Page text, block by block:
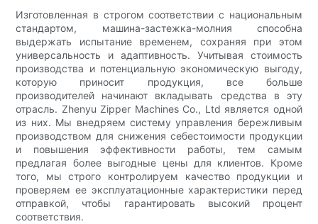
Изготовленная в строгом соответствии с национальным
стандартом, машина-застежка-молния способна
выдержать испытание временем, сохраняя при этом
универсальность и адаптивность. Учитывая стоимость
производства и потенциальную экономическую выгоду,
которую приносит продукция, все больше
производителей начинают вкладывать средства в эту
отрасль. Zhenyu Zipper Machines Co., Ltd является одной
из них. Мы внедряем систему управления бережливым
производством для снижения себестоимости продукции
и повышения эффективности работы, тем самым
предлагая более выгодные цены для клиентов. Кроме
того, мы строго контролируем качество продукции и
проверяем ее эксплуатационные характеристики перед
отправкой, чтобы гарантировать высокий процент
соответствия.